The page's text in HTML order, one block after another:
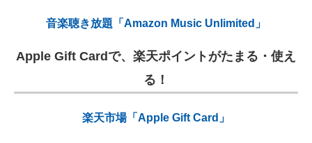
音楽聴き放題「Amazon Music Unlimited」
Apple Gift Cardで、楽天ポイントがたまる・使え
る！
楽天市場「Apple Gift Card」